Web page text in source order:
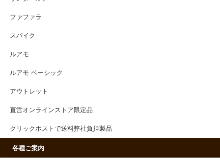
ファファラ
スパイク
ルアモ
ルアモ ベーシック
アウトレット
直営オンラインストア限定品
クリックポストで送料弊社負担製品
各種ご案内